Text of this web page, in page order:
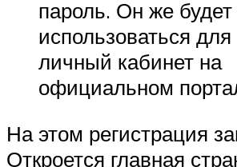
пароль. Он же будет
использоваться
личный кабинет на
официальном
На этом регистрация
Откроется главная